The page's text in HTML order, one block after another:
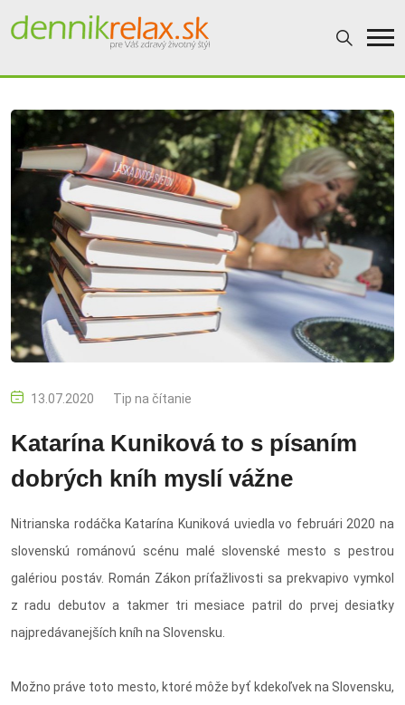
13.07.2020 Tip na čítanie
Katarína Kuniková to s písaním
dobrých kníh myslí vážne
Nitrianska rodáčka Katarína Kuniková uviedla vo februári 2020 na
slovenskú románovú scénu malé slovenské mesto s pestrou
galériou postáv. Román Zákon príťažlivosti sa prekvapivo vymkol
z radu debutov a takmer tri mesiace patril do prvej desiatky
najpredávanejších kníh na Slovensku.
Možno práve toto mesto, ktoré môže byť kdekoľvek na Slovensku,